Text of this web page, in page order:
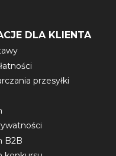
DLA KLIENTA
przesyłki
B2B